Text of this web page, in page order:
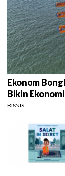
Ekonom
Bikin
BISNIS